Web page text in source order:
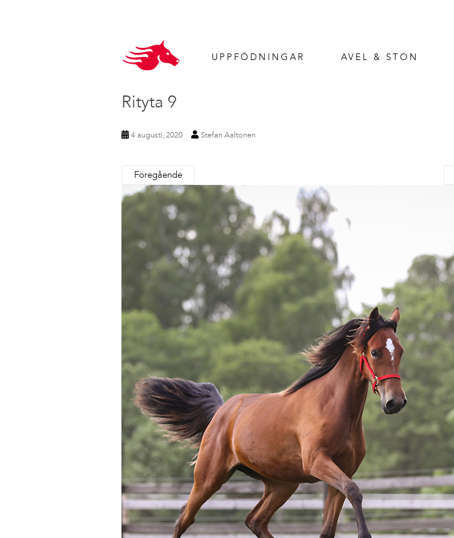
UPPFÖDNINGAR AVEL & STON
Rityta 9
4 augusti, 2020 Stefan Aaltonen
Föregående